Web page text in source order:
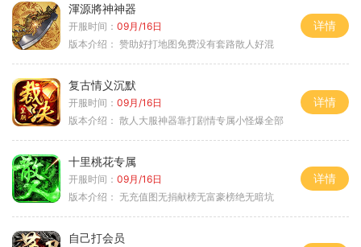
渾源將神神器
开服时间： 09月/16日
版本介绍： 赞助好打地图免费没有套路散人好混
详情
复古情义沉默
开服时间： 09月/16日
版本介绍： 散人大服神器靠打剧情专属小怪爆全部
详情
十里桃花专属
开服时间： 09月/16日
版本介绍： 无充值图无捐献榜无富豪榜绝无暗坑
详情
自己打会员